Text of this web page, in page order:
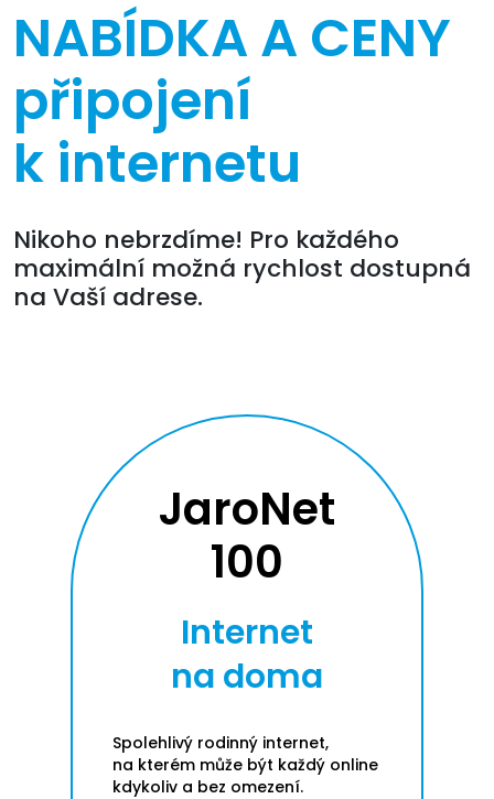
NABÍDKA A CENY
připojení
k internetu
Nikoho nebrzdíme! Pro každého
maximální možná rychlost dostupná
na Vaší adrese.
JaroNet
100
Internet
na doma
Spolehlivý rodinný internet,
na kterém může být každý online
kdykoliv a bez omezení.